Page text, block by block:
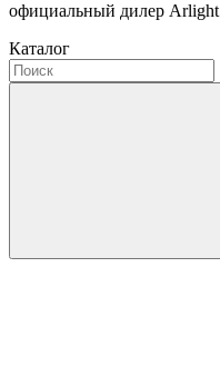
официальный дилер Arlight
Каталог